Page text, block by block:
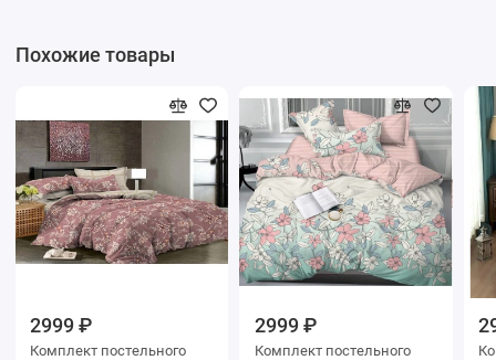
Похожие товары
2999 ₽
Комплект постельного
2999 ₽
Комплект постельного